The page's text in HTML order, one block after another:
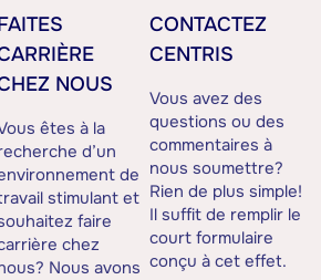
NOUS
êtes à la
d’un
de
stimulant et
faire
chez
Nous avons
CONTACTEZ
CENTRIS
Vous avez des
questions ou des
commentaires à
nous soumettre?
Rien de plus simple!
Il suffit de remplir le
court formulaire
conçu à cet effet.